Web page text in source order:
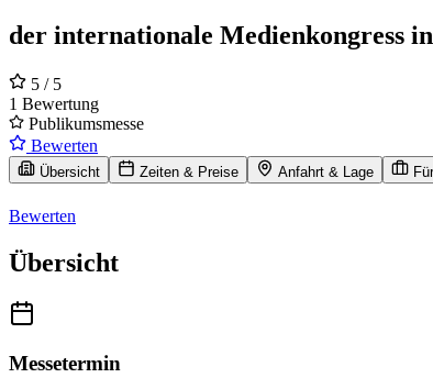
der internationale Medienkongress
5 / 5
1 Bewertung
Publikumsmesse
Bewerten
Übersicht Zeiten & Preise Anfahrt & Lage
Bewerten
Übersicht
Messetermin